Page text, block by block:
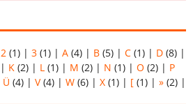
2 (1) | 3 (1) | A (4) | B (5) | C (1) | D (8) |
| K (2) | L (1) | M (2) | N (1) | O (2) | P
Ü (4) | V(4) | W (6) | X (1) | [ (1) | » (2) |